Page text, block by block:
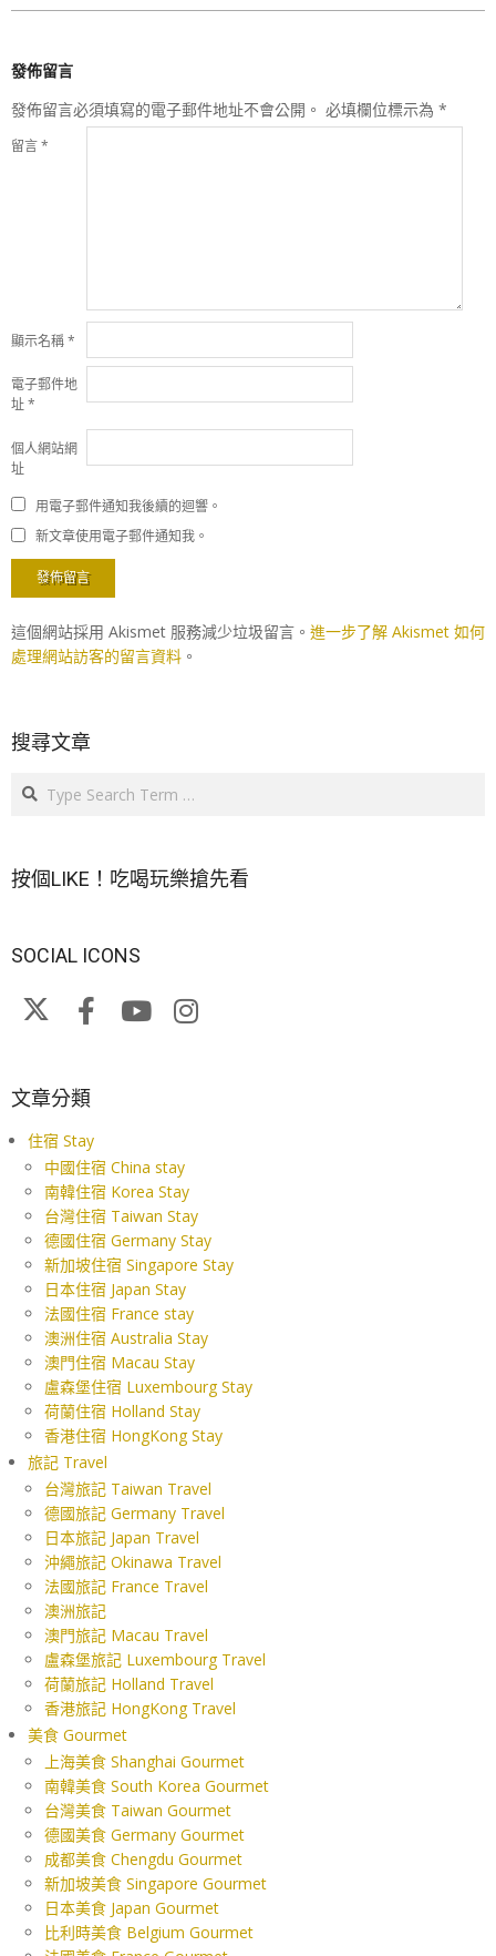
發佈留言
發佈留言必須填寫的電子郵件地址不會公開。 必填欄位標示為 *
留言*
顯示名稱*
電子郵件地
址*
個人網站網
址
用電子郵件通知我後續的迴響。
新文章使用電子郵件通知我。
這個網站採用 Akismet 服務減少垃圾留言。 進一步了解 Akismet 如何
處理網站訪客的留言資料 。
搜尋文章
Search
按個LIKE！吃喝玩樂搶先看
SOCIAL ICONS
文章分類
住宿 Stay
中國住宿 China stay
南韓住宿 Korea Stay
台灣住宿 Taiwan Stay
德國住宿 Germany Stay
新加坡住宿 Singapore Stay
日本住宿 Japan Stay
法國住宿 France stay
澳洲住宿 Australia Stay
澳門住宿 Macau Stay
盧森堡住宿 Luxembourg Stay
荷蘭住宿 Holland Stay
香港住宿 HongKong Stay
旅記 Travel
台灣旅記 Taiwan Travel
德國旅記 Germany Travel
日本旅記 Japan Travel
沖繩旅記 Okinawa Travel
法國旅記 France Travel
澳洲旅記
澳門旅記 Macau Travel
盧森堡旅記 Luxembourg Travel
荷蘭旅記 Holland Travel
香港旅記 HongKong Travel
美食 Gourmet
上海美食 Shanghai Gourmet
南韓美食 South Korea Gourmet
台灣美食 Taiwan Gourmet
德國美食 Germany Gourmet
成都美食 Chengdu Gourmet
新加坡美食 Singapore Gourmet
日本美食 Japan Gourmet
比利時美食 Belgium Gourmet